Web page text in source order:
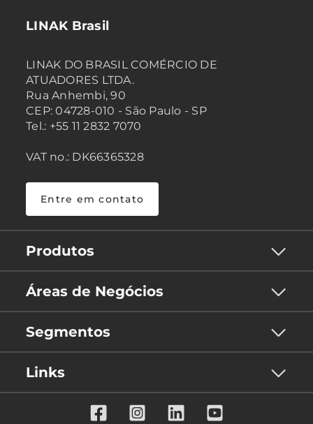
LINAK Brasil
LINAK DO BRASIL COMÉRCIO DE
ATUADORES LTDA.
Rua Anhembi, 90
CEP: 04728-010 - São Paulo - SP
Tel.: +55 11 2832 7070
VAT no.: DK66365328
Entre em contato
Produtos
Áreas de Negócios
Segmentos
Links